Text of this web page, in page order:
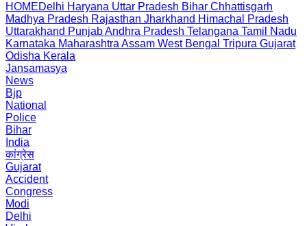
HOMEDelhi Haryana Uttar Pradesh Bihar Chhattisgarh
Madhya Pradesh Rajasthan Jharkhand Himachal Pradesh
Uttarakhand PunjabAndhra Pradesh Telangana Tamil Nadu
Karnataka Maharashtra Assam West Bengal Tripura Gujarat
Odisha Kerala
Jansamasya
News
Bjp
National
Police
Bihar
India
कांग्रेस
Gujarat
Accident
Congress
Modi
Delhi